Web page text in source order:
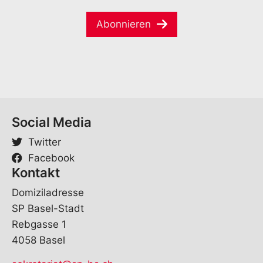
a
m
Abonnieren
Social Media
Twitter
Facebook
Kontakt
Domiziladresse
SP Basel-Stadt
Rebgasse 1
4058 Basel